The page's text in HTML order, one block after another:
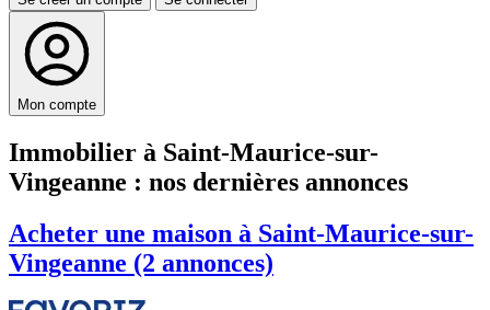
Mon compte
Immobilier à Saint-Maurice-sur-
Vingeanne : nos dernières annonces
Acheter une maison à Saint-Maurice-sur-
Vingeanne (2 annonces)